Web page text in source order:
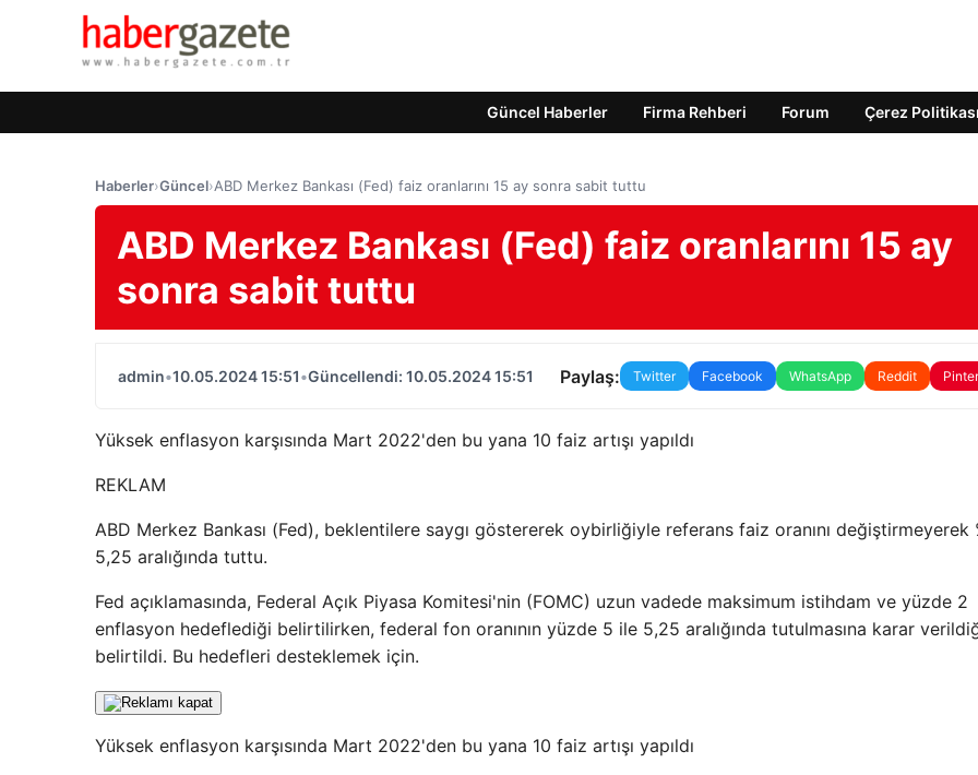
Güncel Haberler Firma Rehberi Forum Çerez Politikası
Haberler›Güncel›ABD Merkez Bankası (Fed) faiz oranlarını 15 ay sonra sabit tuttu
ABD Merkez Bankası (Fed) faiz oranlarını 15 ay
sonra sabit tuttu
admin•10.05.2024 15:51•Güncellendi: 10.05.2024 15:51 Paylaş: Twitter Facebook WhatsApp Reddit
Yüksek enflasyon karşısında Mart 2022'den bu yana 10 faiz artışı yapıldı
REKLAM
ABD Merkez Bankası (Fed), beklentilere saygı göstererek oybirliğiyle referans faiz oranını değiştirmeyerek
5,25 aralığında tuttu.
Fed açıklamasında, Federal Açık Piyasa Komitesi'nin (FOMC) uzun vadede maksimum istihdam ve yüzde 2
enflasyon hedeflediği belirtilirken, federal fon oranının yüzde 5 ile 5,25 aralığında tutulmasına karar
belirtildi. Bu hedefleri desteklemek için.
Yüksek enflasyon karşısında Mart 2022'den bu yana 10 faiz artışı yapıldı